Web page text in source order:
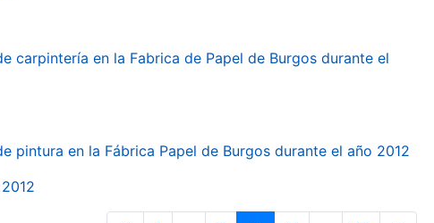
carpintería en la Fabrica de Papel de Burgos durante el
pintura en la Fábrica Papel de Burgos durante el año 2012